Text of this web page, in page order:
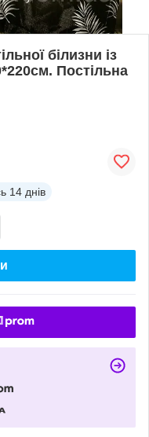
білизни із
Постільна
14 днів